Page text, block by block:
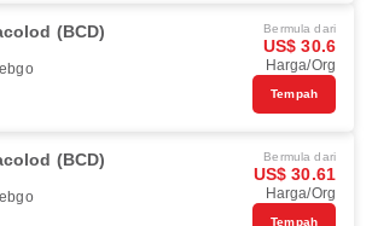
(BCD) Bermula dari
US$ 30.6
Harga/Org
Tempah
(BCD) Bermula dari
US$ 30.61
Harga/Org
Tempah